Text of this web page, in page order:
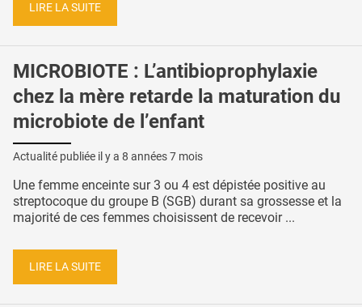
LIRE LA SUITE
MICROBIOTE : L’antibioprophylaxie
chez la mère retarde la maturation du
microbiote de l’enfant
Actualité publiée il y a 8 années 7 mois
Une femme enceinte sur 3 ou 4 est dépistée positive au
streptocoque du groupe B (SGB) durant sa grossesse et la
majorité de ces femmes choisissent de recevoir ...
LIRE LA SUITE